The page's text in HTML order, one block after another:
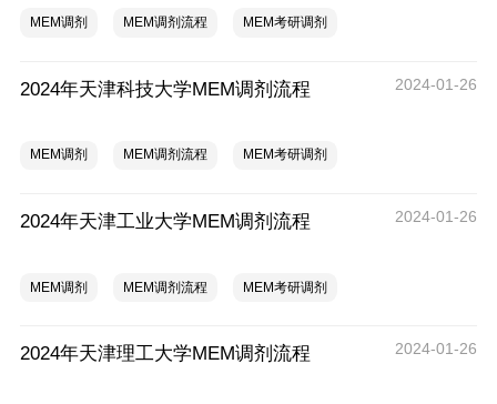
MEM调剂 MEM调剂流程 MEM考研调剂
2024年天津科技大学MEM调剂流程 2024-01-26
MEM调剂 MEM调剂流程 MEM考研调剂
2024年天津工业大学MEM调剂流程 2024-01-26
MEM调剂 MEM调剂流程 MEM考研调剂
2024年天津理工大学MEM调剂流程 2024-01-26